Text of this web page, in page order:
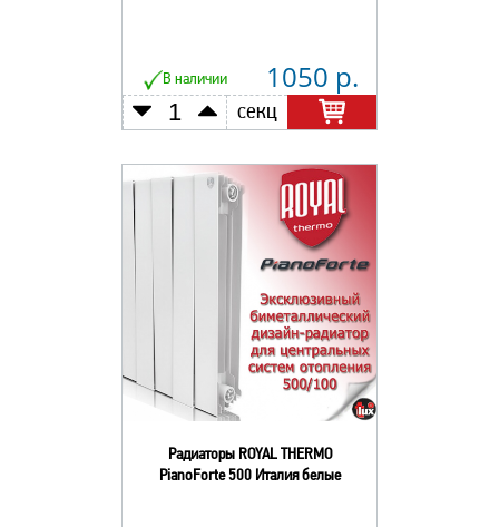
В наличии 1050 р.
секц
Радиаторы ROYAL THERMO
PianoForte 500 Италия белые